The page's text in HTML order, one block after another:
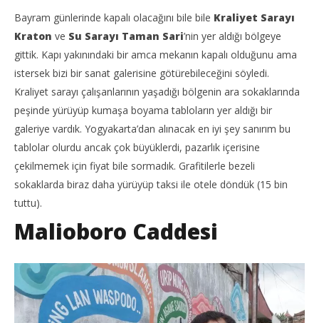
Bayram günlerinde kapalı olacağını bile bile Kraliyet Sarayı
Kraton ve Su Sarayı Taman Sari’nin yer aldığı bölgeye
gittik. Kapı yakınındaki bir amca mekanın kapalı olduğunu ama
istersek bizi bir sanat galerisine götürebileceğini söyledi.
Kraliyet sarayı çalışanlarının yaşadığı bölgenin ara sokaklarında
peşinde yürüyüp kumaşa boyama tabloların yer aldığı bir
galeriye vardık. Yogyakarta’dan alınacak en iyi şey sanırım bu
tablolar olurdu ancak çok büyüklerdi, pazarlık içerisine
çekilmemek için fiyat bile sormadık. Grafitilerle bezeli
sokaklarda biraz daha yürüyüp taksi ile otele döndük (15 bin
tuttu).
Malioboro Caddesi